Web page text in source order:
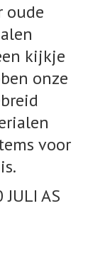
oude
kijkje
onze
voor
JULI AS